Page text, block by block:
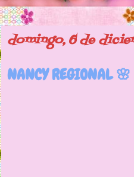
domingo, 6 de
NANCY REGIONAL 🌸
DOLL